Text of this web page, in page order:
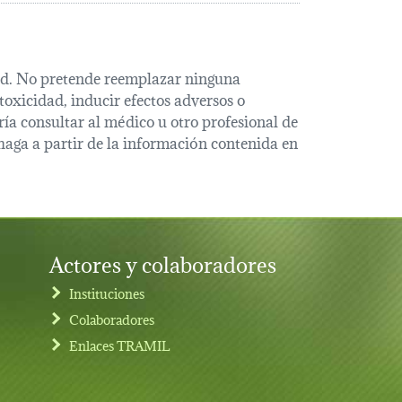
No pretende reemplazar ninguna
inducir efectos adversos o
consultar al médico u otro profesional de
a partir de la información contenida en
Actores y colaboradores
Instituciones
Colaboradores
Enlaces TRAMIL